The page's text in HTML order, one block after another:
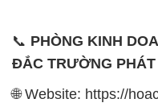
📞 PHÒNG KINH
ĐẮC TRƯỜNG PHÁT
🌐 Website: https://